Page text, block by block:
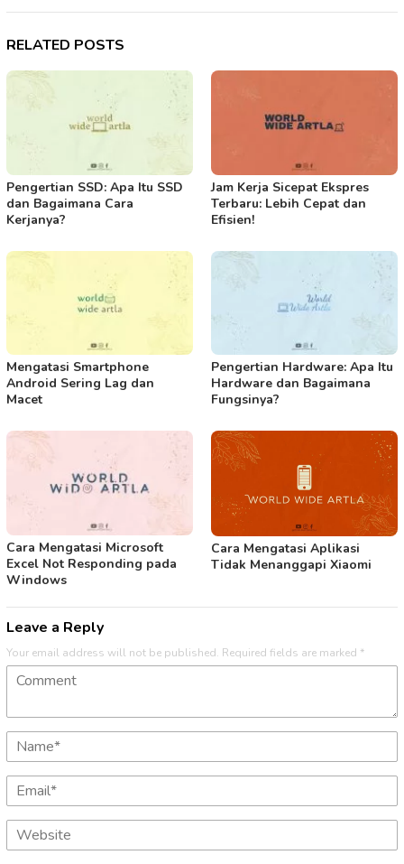
RELATED POSTS
Pengertian SSD: Apa Itu SSD
dan Bagaimana Cara
Kerjanya?
Jam Kerja Sicepat Ekspres
Terbaru: Lebih Cepat dan
Efisien!
Mengatasi Smartphone
Android Sering Lag dan
Macet
Pengertian Hardware: Apa Itu
Hardware dan Bagaimana
Fungsinya?
Cara Mengatasi Microsoft
Excel Not Responding pada
Windows
Cara Mengatasi Aplikasi
Tidak Menanggapi Xiaomi
Leave a Reply
Your email address will not be published. Required fields are marked *